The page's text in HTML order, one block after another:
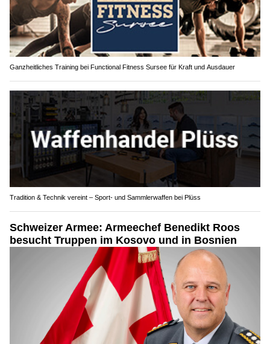
Ganzheitliches Training bei Functional Fitness Sursee für Kraft und Ausdauer
Tradition & Technik vereint – Sport- und Sammlerwaffen bei Plüss
Schweizer Armee: Armeechef Benedikt Roos
besucht Truppen im Kosovo und in Bosnien